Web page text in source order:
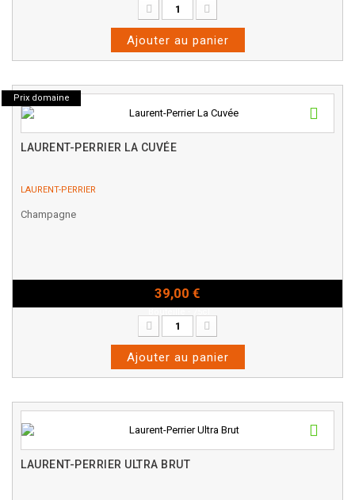
Ajouter au panier
Prix domaine
LAURENT-PERRIER LA CUVÉE
LAURENT-PERRIER
Champagne
39,00 €
Ajouter au panier
LAURENT-PERRIER ULTRA BRUT